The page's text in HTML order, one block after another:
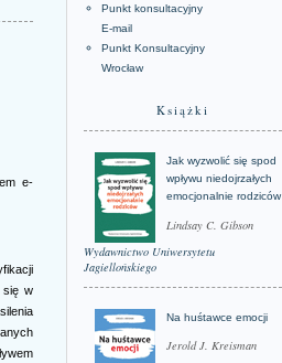
e-
się w
Punkt konsultacyjny
E-mail
Punkt Konsultacyjny
Wrocław
Książki
Jak wyzwolić się spod
wpływu niedojrzałych
emocjonalnie rodziców
Lindsay C. Gibson
Wydawnictwo Uniwersytetu
Jagiellońskiego
Na huśtawce emocji
Jerold J. Kreisman